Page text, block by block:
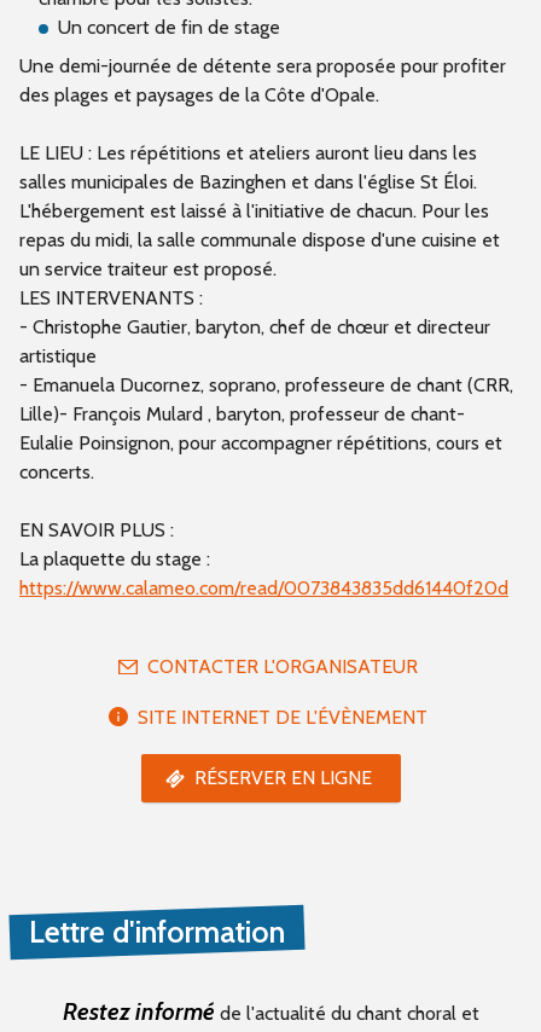
Un concert de fin de stage
Une demi-journée de détente sera proposée pour profiter
des plages et paysages de la Côte d'Opale.
LE LIEU : Les répétitions et ateliers auront lieu dans les
salles municipales de Bazinghen et dans l'église St Éloi.
L'hébergement est laissé à l'initiative de chacun. Pour les
repas du midi, la salle communale dispose d'une cuisine et
un service traiteur est proposé.
LES INTERVENANTS :
- Christophe Gautier, baryton, chef de chœur et directeur
artistique
- Emanuela Ducornez, soprano, professeure de chant (CRR,
Lille)- François Mulard , baryton, professeur de chant-
Eulalie Poinsignon, pour accompagner répétitions, cours et
concerts.
EN SAVOIR PLUS :
La plaquette du stage :
https://www.calameo.com/read/0073843835dd61440f20d
CONTACTER L'ORGANISATEUR
SITE INTERNET DE L'ÉVÈNEMENT
RÉSERVER EN LIGNE
Lettre d'information
Restez informé de l'actualité du chant choral et